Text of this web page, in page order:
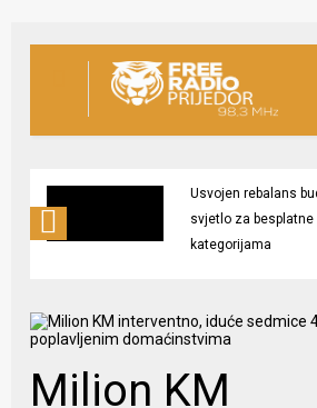
Usvojen rebalans
svjetlo za
kategorijama
Milion KM